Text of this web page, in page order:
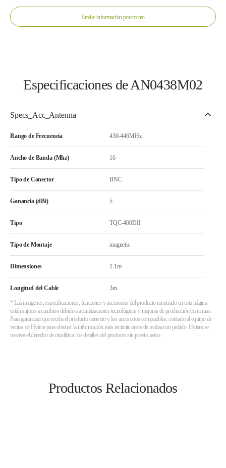
Enviar información por correo
Especificaciones de AN0438M02
Specs_Acc_Antenna
Rango de Frecuencia 430-446MHz
Ancho de Banda (Mhz) 16
Tipo de Conector BNC
Ganancia (dBi) 5
Tipo TQC-400DII
Tipo de Montaje magnetic
Dimensiones 1.1m
Longitud del Cable 3m
* Las imágenes, especificaciones, funciones y accesorios del producto mostrado en esta página
están sujetos a cambios debido a actualizaciones tecnológicas y mejoras de producción continuas.
Para garantizar que reciba el producto correcto y los accesorios compatibles, contacte al equipo de
ventas de Hytera para obtener la información más reciente antes de realizar un pedido. Hytera se
reserva el derecho de modificar los detalles del producto sin previo aviso.
Productos Relacionados